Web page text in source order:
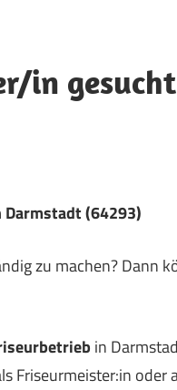
in gesucht
(64293)
zu machen? Dann
in
Friseurmeister:in oder